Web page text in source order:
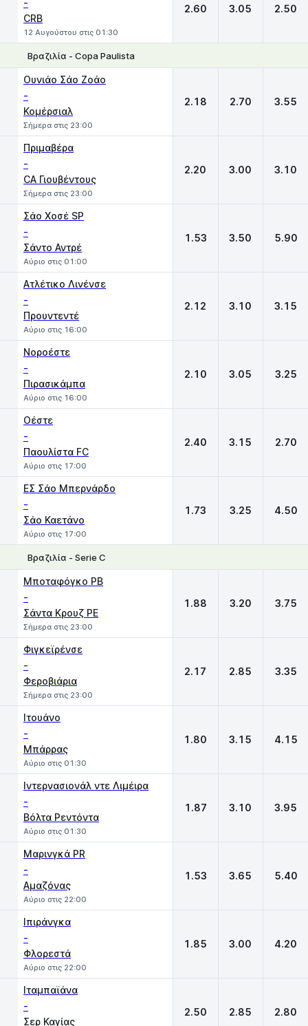
-
CRB
12 Αυγούστου στις 01:30
2.60 3.05 2.50
Βραζιλία - Copa Paulista
Ουνιάο Σάο Ζοάο
-
Κομέρσιαλ
Σήμερα στις 23:00
2.18 2.70 3.55
Πριμαβέρα
-
CA Γιουβέντους
Σήμερα στις 23:00
2.20 3.00 3.10
Σάο Χοσέ SP
-
Σάντο Αντρέ
Αύριο στις 01:00
1.53 3.50 5.90
Ατλέτικο Λινένσε
-
Προυντεντέ
Αύριο στις 16:00
2.12 3.10 3.15
Νοροέστε
-
Πιρασικάμπα
Αύριο στις 16:00
2.10 3.05 3.25
Οέστε
-
Παουλίστα FC
Αύριο στις 17:00
2.40 3.15 2.70
ΕΣ Σάο Μπερνάρδο
-
Σάο Καετάνο
Αύριο στις 17:00
1.73 3.25 4.50
Βραζιλία - Serie C
Μποταφόγκο PB
-
Σάντα Κρουζ ΡΕ
Σήμερα στις 23:00
1.88 3.20 3.75
Φιγκεϊρένσε
-
Φεροβιάρια
Σήμερα στις 23:00
2.17 2.85 3.35
Ιτουάνο
-
Μπάρρας
Αύριο στις 01:30
1.80 3.15 4.15
Ιντερνασιονάλ ντε Λιμέιρα
-
Βόλτα Ρεντόντα
Αύριο στις 01:30
1.87 3.10 3.95
Μαρινγκά PR
-
Αμαζόνας
Αύριο στις 22:00
1.53 3.65 5.40
Ιπιράνγκα
-
Φλορεστά
Αύριο στις 22:00
1.85 3.00 4.20
Ιταμπαϊάνα
-
Σερ Καγίας
2.50 2.85 2.80